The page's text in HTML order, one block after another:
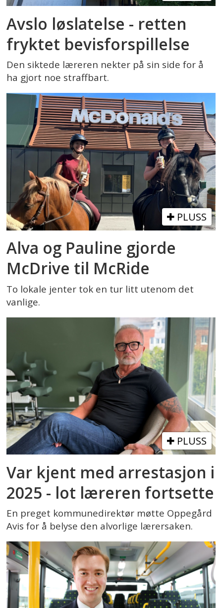
Avslo løslatelse - retten
fryktet bevisforspillelse
Den siktede læreren nekter på sin side for å
ha gjort noe straffbart.
PLUSS
Alva og Pauline gjorde
McDrive til McRide
To lokale jenter tok en tur litt utenom det
vanlige.
PLUSS
Var kjent med arrestasjon i
2025 - lot læreren fortsette
En preget kommunedirektør møtte Oppegård
Avis for å belyse den alvorlige lærersaken.